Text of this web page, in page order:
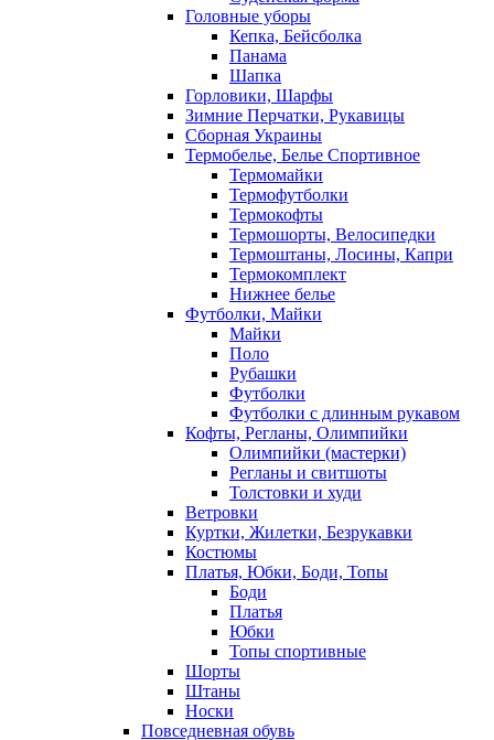
Головные уборы
Кепка, Бейсболка
Панама
Шапка
Горловики, Шарфы
Зимние Перчатки, Рукавицы
Сборная Украины
Термобелье, Белье Спортивное
Термомайки
Термофутболки
Термокофты
Термошорты, Велосипедки
Термоштаны, Лосины, Капри
Термокомплект
Нижнее белье
Футболки, Майки
Майки
Поло
Рубашки
Футболки
Футболки с длинным рукавом
Кофты, Регланы, Олимпийки
Олимпийки (мастерки)
Регланы и свитшоты
Толстовки и худи
Ветровки
Куртки, Жилетки, Безрукавки
Костюмы
Платья, Юбки, Боди, Топы
Боди
Платья
Юбки
Топы спортивные
Шорты
Штаны
Носки
Повседневная обувь